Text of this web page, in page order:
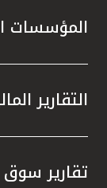
المؤسسات
التقارير
تقارير سوق